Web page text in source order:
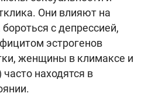
Они влияют на
с депрессией,
эстрогенов
женщины в климаксе и
находятся в